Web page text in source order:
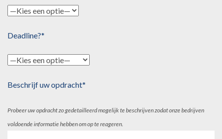
Deadline?*
Beschrijf uw opdracht*
Probeer uw opdracht zo gedetailleerd mogelijk te beschrijven zodat onze bedrijven
voldoende informatie hebben om op te reageren.